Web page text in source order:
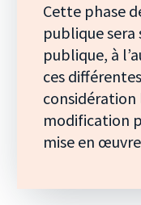
Cette phase
publique sera
publique, à
ces
considération
modification
mise en œuvre